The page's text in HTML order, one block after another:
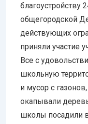
благоустройству
общегородской
действующих
приняли участие
Все с
школьную
и мусор с
окапывали
школы посадили